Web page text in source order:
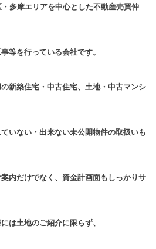
多摩エリアを中心とした不動産売買仲
等を行っている会社です。
新築住宅・中古住宅、土地・中古マンシ
いない・出来ない未公開物件の取扱いも
内だけでなく、資金計画面もしっかりサ
は土地のご紹介に限らず、